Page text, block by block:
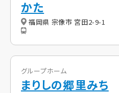
かた
福岡県 宗像市 宮田2-9-1
グループホーム
まりしの郷里みち